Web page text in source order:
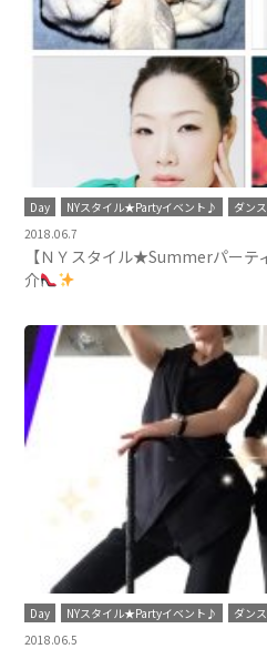
Day NYスタイル★Partyイベント♪ ダンス
2018.06.7
【ＮＹスタイル★Summerパーテ
介
Day NYスタイル★Partyイベント♪
ダンス
2018.06.5